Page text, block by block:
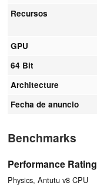
Recursos
GPU
64 Bit
Architecture
Fecha de anuncio
Benchmarks
Performance Rating
Physics, Antutu v8 CPU